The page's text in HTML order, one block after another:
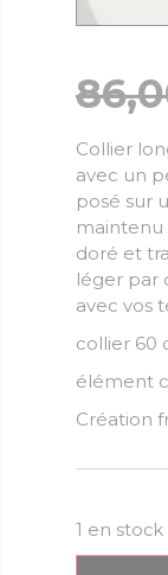
Collier
avec un
posé sur
doré et
léger par
avec vos
collier 60
élément
Création
1 en stock